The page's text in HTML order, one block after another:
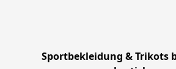
Sportbekleidung & Trikots